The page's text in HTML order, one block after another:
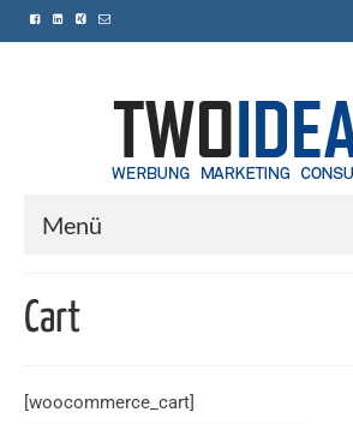
Menü
Leistungen
Cart
[woocommerce_cart]